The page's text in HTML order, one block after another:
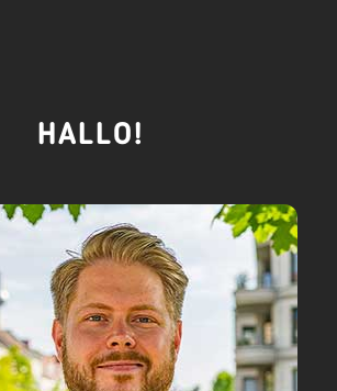
HALLO!